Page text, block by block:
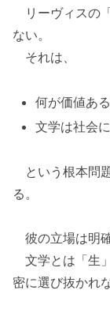
リーヴィスの
ない。
それは、
何が価値あ
文学は社会
という根本問
る。
彼の立場は明確
文学とは「生
密に選び抜かれ